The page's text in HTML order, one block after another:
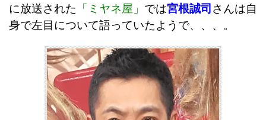
に放送された 「ミヤネ屋」 では宮根誠司 さんは自
身で左目について語っていたようで、、、。